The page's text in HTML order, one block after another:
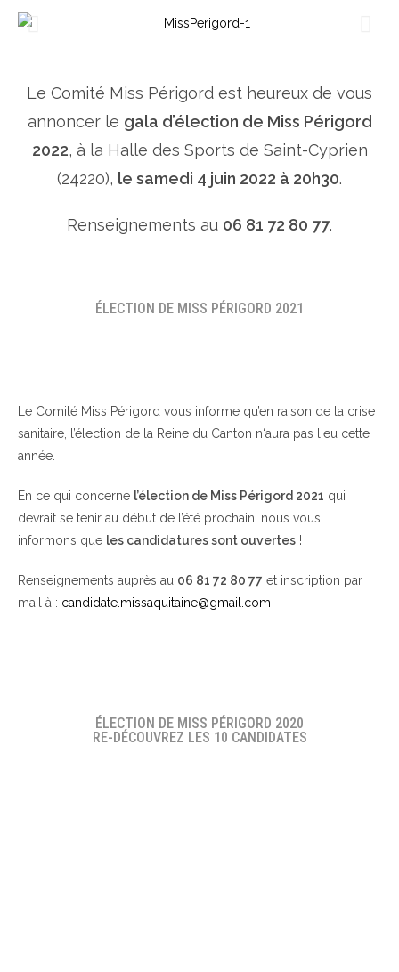
Le Comité Miss Périgord est heureux de vous
annoncer le gala d’élection de Miss Périgord
2022, à la Halle des Sports de Saint-Cyprien
(24220), le samedi 4 juin 2022 à 20h30.
Renseignements au 06 81 72 80 77.
ÉLECTION DE MISS PÉRIGORD 2021
Le Comité Miss Périgord vous informe qu’en raison de la crise
sanitaire, l’élection de la Reine du Canton n‘aura pas lieu cette
année.
En ce qui concerne l’élection de Miss Périgord 2021 qui
devrait se tenir au début de l’été prochain, nous vous
informons que les candidatures sont ouvertes !
Renseignements auprès au 06 81 72 80 77 et inscription par
mail à : candidate.missaquitaine@gmail.com
ÉLECTION DE MISS PÉRIGORD 2020
RE-DÉCOUVREZ LES 10 CANDIDATES